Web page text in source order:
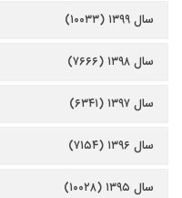
سال ۱۳۹۹ (۱۰۰۳۳)
سال ۱۳۹۸ (۷۶۶۶)
سال ۱۳۹۷ (۶۳۴۱)
سال ۱۳۹۶ (۷۱۵۴)
سال ۱۳۹۵ (۱۰۰۲۸)